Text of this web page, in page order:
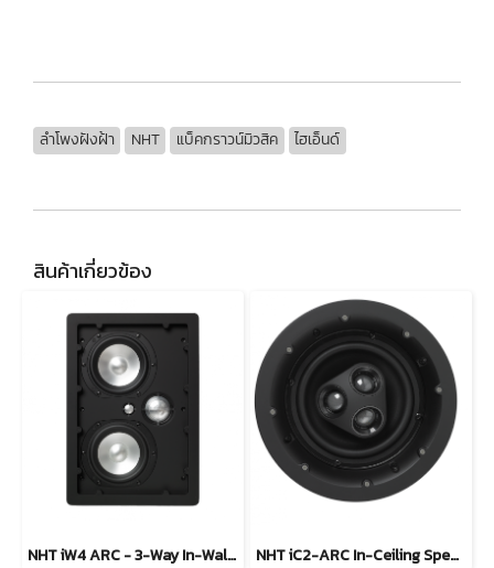
ลำโพงฝังฝ้า NHT แบ็คกราวน์มิวสิค ไฮเอ็นด์
สินค้าเกี่ยวข้อง
NHT iW4 ARC - 3-Way In-Wall Home Theater Speaker NHT iC2-ARC In-Ceiling Speaker